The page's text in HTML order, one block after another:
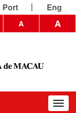
Port Eng
A A